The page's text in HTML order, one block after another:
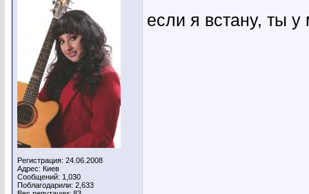
Регистрация: 24.06.2008
Адрес: Киев
Сообщений: 1,030
Поблагодарили: 2,633
если я встану, ты